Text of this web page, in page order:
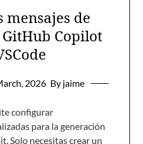
mensajes de
Copilot
2026 By jaime
configurar
para la generación
Solo necesitas crear un